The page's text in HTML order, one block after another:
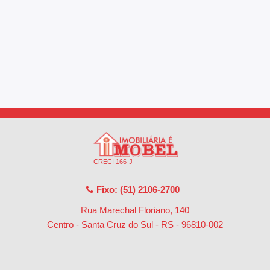
CRECI 166-J
Fixo: (51) 2106-2700
Rua Marechal Floriano, 140
Centro - Santa Cruz do Sul - RS - 96810-002